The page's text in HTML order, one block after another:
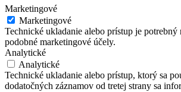
Marketingové
Marketingové
Technické ukladanie alebo prístup je
podobné marketingové účely.
Analytické
Analytické
Technické ukladanie alebo prístup, ktorý sa
dodatočných záznamov od tretej strany sa